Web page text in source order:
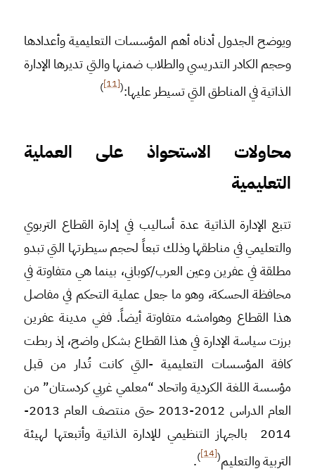
ويوضح الجدول أدناه أهم المؤسسات التعليمية وأعدادها
وحجم الكادر التدريسي والطلاب ضمنها والتي تديرها الإدارة
الذاتية في المناطق التي تسيطر عليها:(
[11]
)
محاولات الاستحواذ على العملية
التعليمية
تتبع الإدارة الذاتية عدة أساليب في إدارة القطاع التربوي
والتعليمي في مناطقها وذلك تبعاً لحجم سيطرتها التي تبدو
مطلقة في عفرين وعين العرب/كوباني، بينما هي متفاوتة في
محافظة الحسكة، وهو ما جعل عملية التحكم في مفاصل
هذا القطاع وهوامشه متفاوتة أيضاً. ففي مدينة عفرين
برزت سياسة الإدارة في هذا القطاع بشكل واضح، إذ ربطت
كافة المؤسسات التعليمية -التي كانت تُدار من قبل
مؤسسة اللغة الكردية واتحاد “معلمي غربي كردستان” من
العام الدراس 2012-2013 حتى منتصف العام 2013-
2014 بالجهاز التنظيمي للإدارة الذاتية وأتبعتها لهيئة
التربية والتعليم(
[14]
)
.